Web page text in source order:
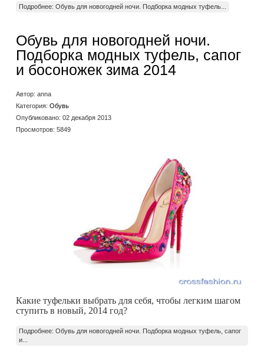
Подробнее: Обувь для новогодней ночи. Подборка модных туфель...
Обувь для новогодней ночи.
Подборка модных туфель, сапог
и босоножек зима 2014
Автор: anna
Категория: Обувь
Опубликовано: 02 декабря 2013
Просмотров: 5849
Какие туфельки выбрать для себя, чтобы легким шагом
ступить в новый, 2014 год?
Подробнее: Обувь для новогодней ночи. Подборка модных туфель, сапог
и...